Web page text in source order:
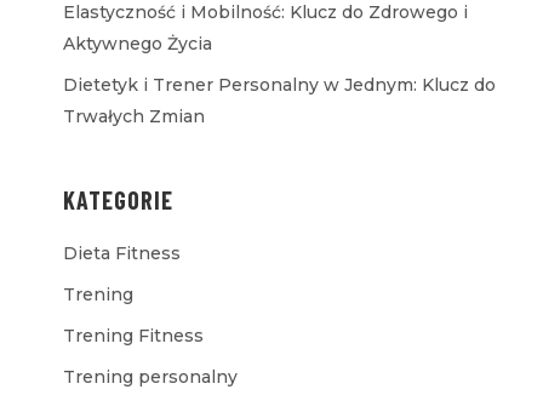
Elastyczność i Mobilność: Klucz do Zdrowego i
Aktywnego Życia
Dietetyk i Trener Personalny w Jednym: Klucz do
Trwałych Zmian
KATEGORIE
Dieta Fitness
Trening
Trening Fitness
Trening personalny